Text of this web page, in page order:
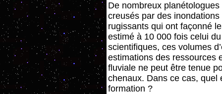
De nombreux
creusés par des
rugissants qui ont façonné
estimé à 10 000 fois celui
scientifiques, ces volumes
estimations des ressources
fluviale ne peut être tenue
chenaux. Dans ce cas, quel
formation ?